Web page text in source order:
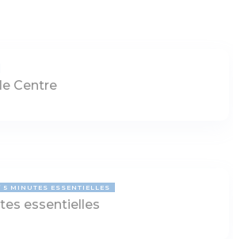
Centre
5 MINUTES ESSENTIELLES
essentielles